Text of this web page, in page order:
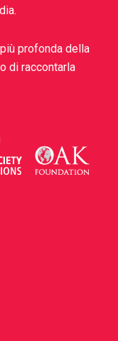
profonda della
di raccontarla